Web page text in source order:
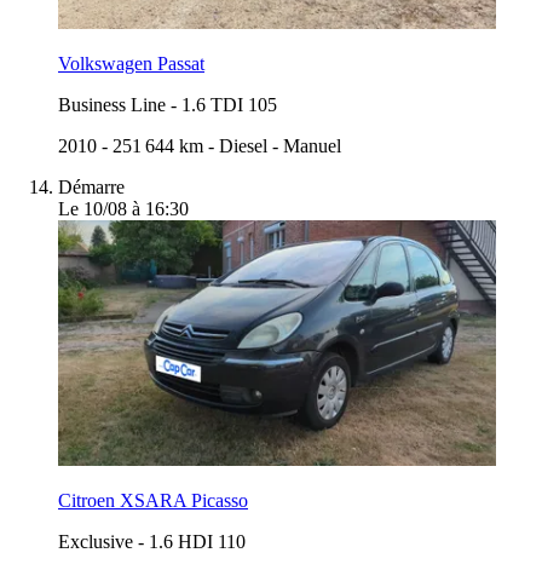
Volkswagen Passat
Business Line - 1.6 TDI 105
2010 - 251 644 km - Diesel - Manuel
Démarre
Le 10/08 à 16:30
Citroen XSARA Picasso
Exclusive - 1.6 HDI 110